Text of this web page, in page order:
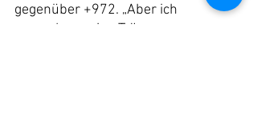
gegenüber +972. „Aber ich
versuche, meine Tränen zu